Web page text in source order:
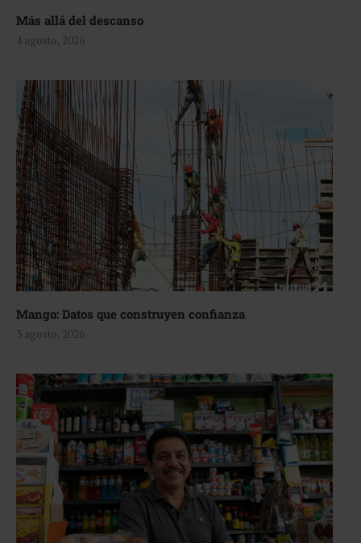
Más allá del descanso
4 agosto, 2026
Mango: Datos que construyen confianza
3 agosto, 2026